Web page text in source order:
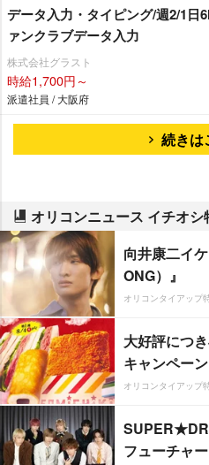
データ入力・タイピング/週2/1日
ァンクラブデータ入力
株式会社グラスト
時給1,700円～
派遣社員 / 大阪府
続きは
オリコンニュース イチオシ
向井康二イ
ONG）』
オリコンタイアップ
大好評につ
キャンペーン
オリコンタイアップ
フューチャ